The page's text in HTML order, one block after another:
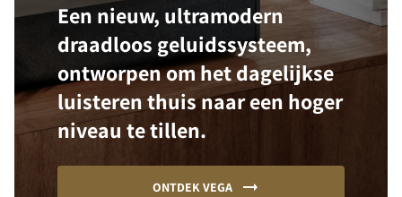
Een nieuw, ultramodern
draadloos geluidssysteem,
ontworpen om het dagelijkse
luisteren thuis naar een hoger
niveau te tillen.
ONTDEK VEGA